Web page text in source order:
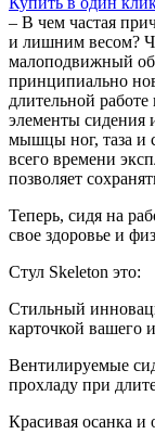
– В чем частая
и лишним весом?
малоподвижный
принципиально
длительной
элементы сидения
мышцы ног, таза и
всего времени
позволяет
Теперь, сидя на
свое здоровье и
Стул Skeleton это:
Стильный
карточкой вашего
Вентилируемые
прохладу при
Красивая осанка и